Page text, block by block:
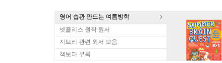
영어 습관 만드는 여름방학
넷플리스 원작 원서
지브리 관련 외서 모음
책보다 부록